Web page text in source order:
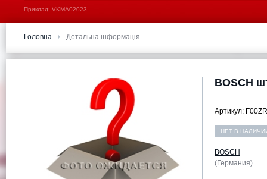
Приклад: VKMA02023
Головна Детальна інформація
BOSCH
Артикул:
НЕТ В
BOSCH
(Германия)